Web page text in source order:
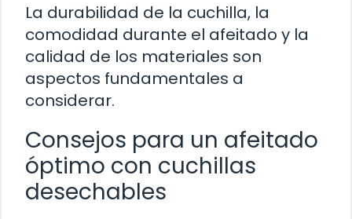
La durabilidad de la cuchilla, la
comodidad durante el afeitado y la
calidad de los materiales son
aspectos fundamentales a
considerar.
Consejos para un afeitado
óptimo con cuchillas
desechables